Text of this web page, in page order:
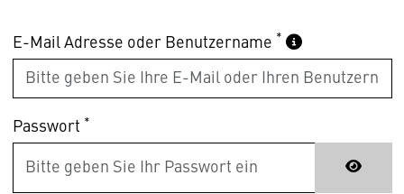
E-Mail Adresse oder Benutzername *
Passwort *